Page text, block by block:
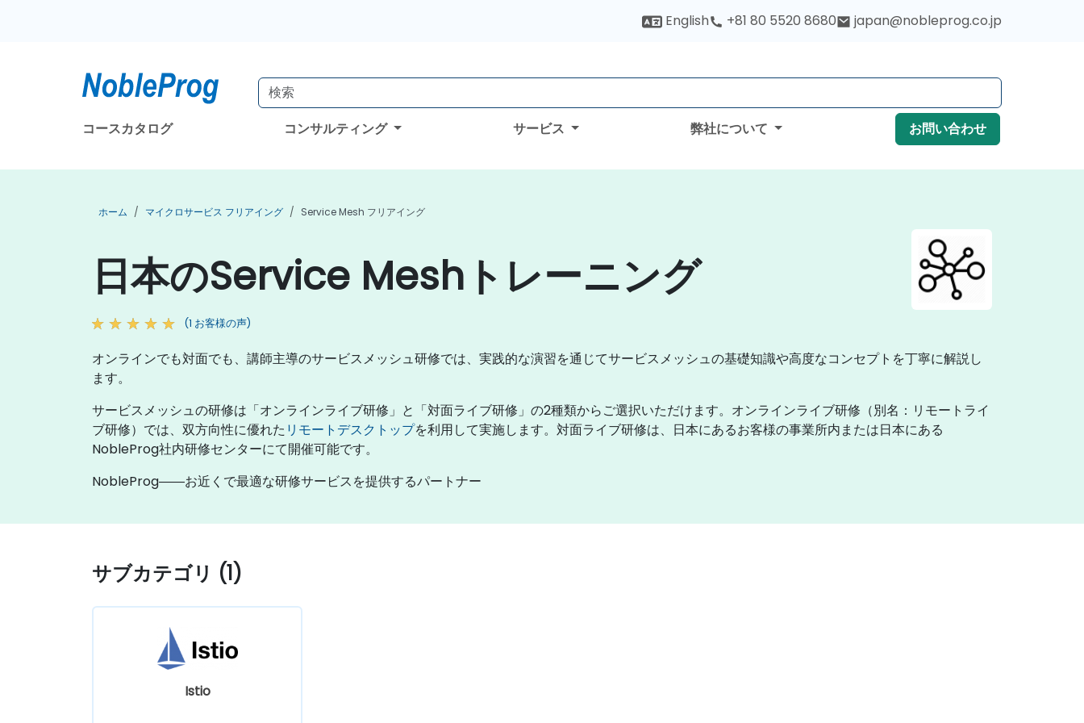
English +81 80 5520 8680 japan@nobleprog.co.jp
コースカタログ コンサルティング サービス 弊社について お問い合わせ
ホーム マイクロサービス フリアイング Service Mesh フリアイング
日本のService Meshトレーニング
(1 お客様の声)
オンラインでも対面でも、講師主導のサービスメッシュ研修では、実践的な演習を通じてサービスメッシュの基礎知識や高度なコンセプトを丁寧に解説し
ます。
サービスメッシュの研修は「オンラインライブ研修」と「対面ライブ研修」の2種類からご選択いただけます。オンラインライブ研修（別名：リモートライ
ブ研修）では、双方向性に優れたリモートデスクトップを利用して実施します。対面ライブ研修は、日本にあるお客様の事業所内または日本にある
NobleProg社内研修センターにて開催可能です。
NobleProg――お近くで最適な研修サービスを提供するパートナー
サブカテゴリ (1)
Istio